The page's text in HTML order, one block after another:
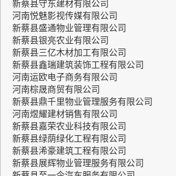
新蔡县守东建材有限公司
河南悦魅影视传媒有限公司
新蔡县盛通物业管理有限公司
新蔡县银亮农业有限公司
新蔡县三亿木材加工有限公司
新蔡县鑫瑞建筑装饰工程有限公司
河南运欧电子商务有限公司
河南棕晟商贸有限公司
新蔡县鼎千里物业管理服务有限公司
河南煜耀建材销售有限公司
新蔡县嘉荣农业科技有限公司
新蔡县绿荫绿化工程有限公司
新蔡县浠豪建筑工程有限公司
新蔡县展辉物业管理服务有限公司